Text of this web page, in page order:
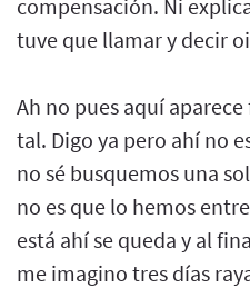
compensación. Ni
tuve que llamar y decir
Ah no pues aquí
tal. Digo ya pero ahí no
no sé busquemos una
no es que lo hemos
está ahí se queda y al
me imagino tres días